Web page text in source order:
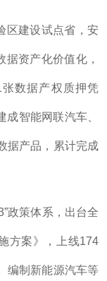
建设试点省，安
资产化价值化，
数据产权质押凭
智能网联汽车、
据产品，累计完成
策体系，出台全
方案》，上线174
编制新能源汽车等